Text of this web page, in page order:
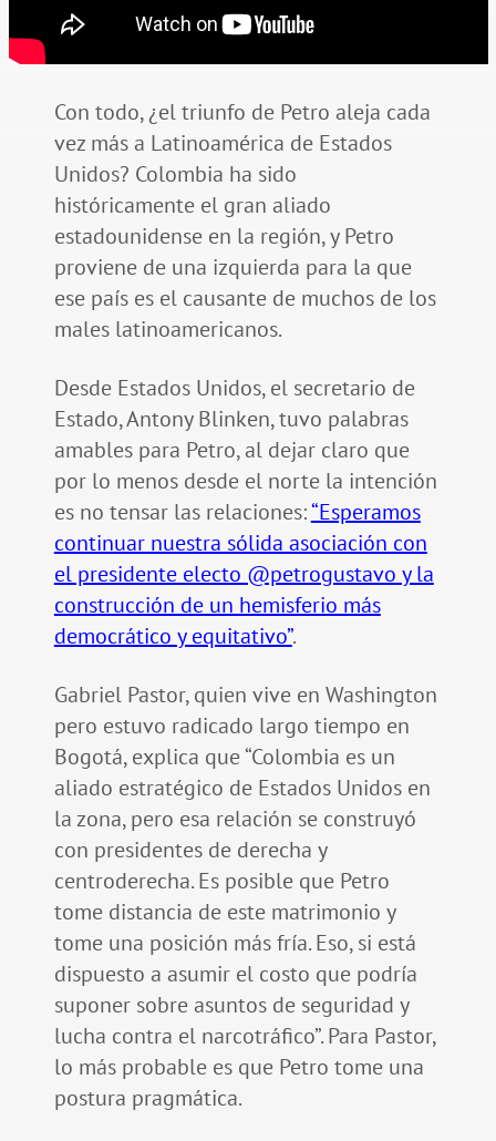
Con todo, ¿el triunfo de Petro aleja cada
vez más a Latinoamérica de Estados
Unidos? Colombia ha sido
históricamente el gran aliado
estadounidense en la región, y Petro
proviene de una izquierda para la que
ese país es el causante de muchos de los
males latinoamericanos.
Desde Estados Unidos, el secretario de
Estado, Antony Blinken, tuvo palabras
amables para Petro, al dejar claro que
por lo menos desde el norte la intención
es no tensar las relaciones:“Esperamos
continuar nuestra sólida asociación con
el presidente electo @petrogustavo y la
construcción de un hemisferio más
democrático y equitativo”.
Gabriel Pastor, quien vive en Washington
pero estuvo radicado largo tiempo en
Bogotá, explica que “Colombia es un
aliado estratégico de Estados Unidos en
la zona, pero esa relación se construyó
con presidentes de derecha y
centroderecha. Es posible que Petro
tome distancia de este matrimonio y
tome una posición más fría. Eso, si está
dispuesto a asumir el costo que podría
suponer sobre asuntos de seguridad y
lucha contra el narcotráfico”. Para Pastor,
lo más probable es que Petro tome una
postura pragmática.